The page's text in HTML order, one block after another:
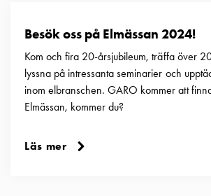
Besök oss på Elmässan 2024!
Kom och fira 20-årsjubileum, träffa över
lyssna på intressanta seminarier och
inom elbranschen. GARO kommer att
Elmässan, kommer du?
Läs mer